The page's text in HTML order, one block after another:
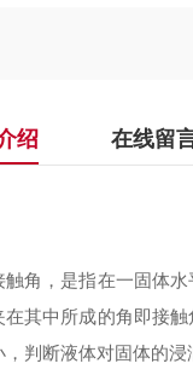
绍 在线留
触角，是指在一固体
在其中所成的角即接触
，判断液体对固体的